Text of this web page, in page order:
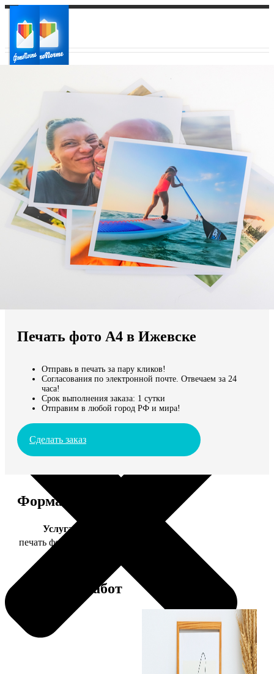
Ваш регион доставки
Выберите из списка:
Мы доставляем по всему миру
Продолжить без города
Печать фото А4 в Ижевске
Отправь в печать за пару кликов!
Согласования по электронной почте. Отвечаем за 24
часа!
Срок выполнения заказа: 1 сутки
Отправим в любой город РФ и мира!
Сделать заказ
Форматы и цены
Услуга
печать фото 20х30
Примеры работ